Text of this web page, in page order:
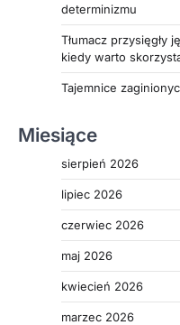
determinizmu
Tłumacz
kiedy warto
Tajemnice
Miesiące
sierpień 2026
lipiec 2026
czerwiec 2026
maj 2026
kwiecień 2026
marzec 2026